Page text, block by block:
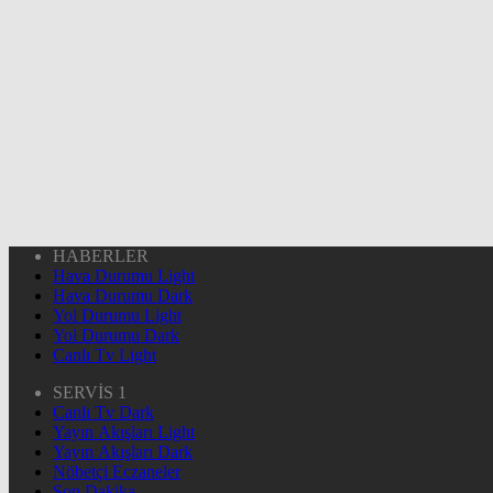
HABERLER
Hava Durumu Light
Hava Durumu Dark
Yol Durumu Light
Yol Durumu Dark
Canlı Tv Light
SERVİS 1
Canlı Tv Dark
Yayın Akışları Light
Yayın Akışları Dark
Nöbetçi Eczaneler